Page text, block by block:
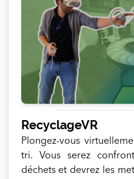
RecyclageVR
Plongez-vous
tri. Vous serez
déchets et devrez les